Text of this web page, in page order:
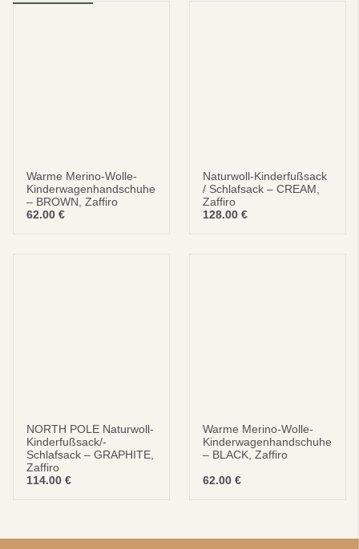
Warme Merino-Wolle-
Kinderwagenhandschuhe
– BROWN, Zaffiro
62.00 €
Naturwoll-Kinderfußsack
/ Schlafsack – CREAM,
Zaffiro
128.00 €
NORTH POLE Naturwoll-
Kinderfußsack/-
Schlafsack – GRAPHITE,
Zaffiro
114.00 €
Warme Merino-Wolle-
Kinderwagenhandschuhe
– BLACK, Zaffiro
62.00 €